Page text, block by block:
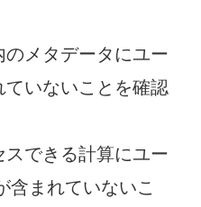
メタデータにユー
いないことを確認
できる計算にユー
含まれていないこ